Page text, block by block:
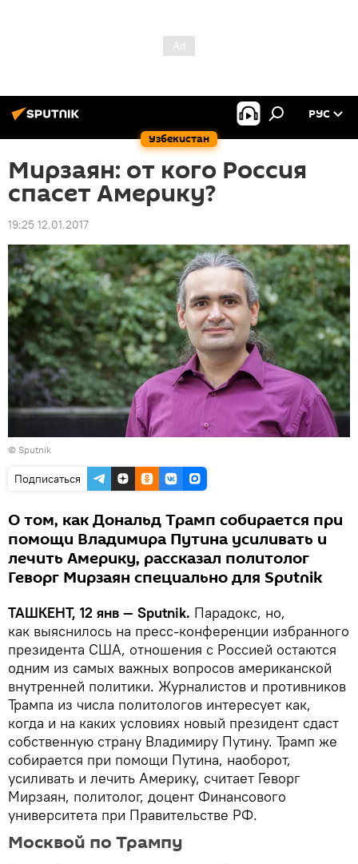
Узбекистан
РУС
Мирзаян: от кого Россия
спасет Америку?
19:25 12.01.2017
© Sputnik
Подписаться
О том, как Дональд Трамп собирается при
помощи Владимира Путина усиливать и
лечить Америку, рассказал политолог
Геворг Мирзаян специально для Sputnik
ТАШКЕНТ, 12 янв — Sputnik. Парадокс, но,
как выяснилось на пресс-конференции избранного
президента США, отношения с Россией остаются
одним из самых важных вопросов американской
внутренней политики. Журналистов и противников
Трампа из числа политологов интересует как,
когда и на каких условиях новый президент сдаст
собственную страну Владимиру Путину. Трамп же
собирается при помощи Путина, наоборот,
усиливать и лечить Америку, считает Геворг
Мирзаян, политолог, доцент Финансового
университета при Правительстве РФ.
Москвой по Трампу